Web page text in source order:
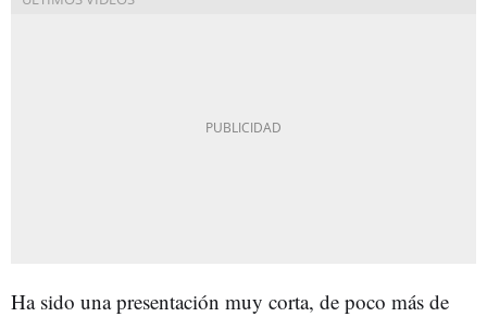
Ha sido una presentación muy corta, de poco más de